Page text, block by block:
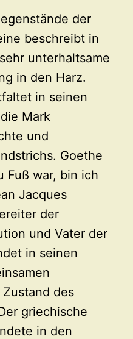
der
beschreibt in
unterhaltsame
in den Harz.
in seinen
Mark
und
Goethe
Fuß war, bin ich
Jacques
der
und Vater der
in seinen
Zustand des
griechische
in den